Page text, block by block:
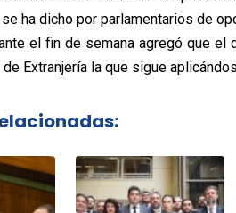
ha dicho por parlamentarios de
el fin de semana agregó que el
Extranjería la que sigue